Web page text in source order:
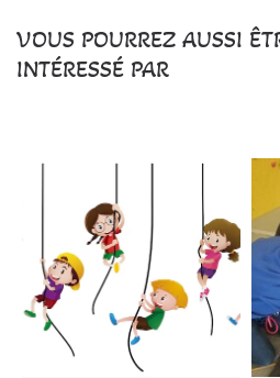
VOUS POURREZ AUSSI
INTÉRESSÉ PAR